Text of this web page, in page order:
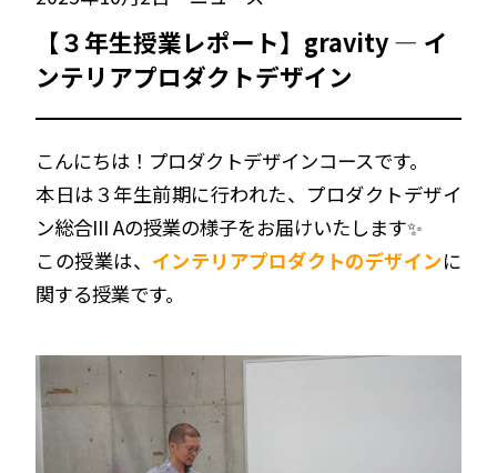
【３年生授業レポート】gravity — イ
ンテリアプロダクトデザイン
こんにちは！プロダクトデザインコースです。
本日は３年生前期に行われた、プロダクトデザイ
ン総合III Aの授業の様子をお届けいたします✨
この授業は、 インテリアプロダクトのデザインに
関する授業です。